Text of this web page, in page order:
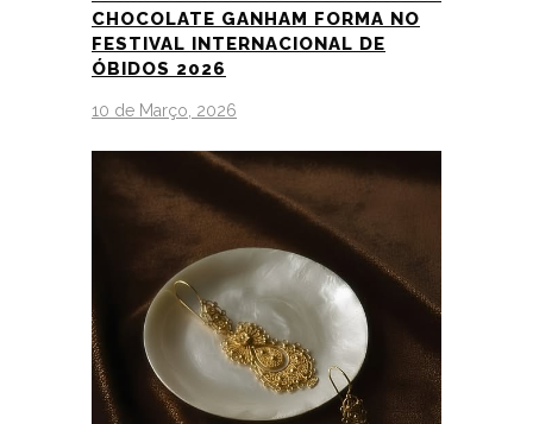
CHOCOLATE GANHAM FORMA NO
FESTIVAL INTERNACIONAL DE
ÓBIDOS 2026
10 de Março, 2026